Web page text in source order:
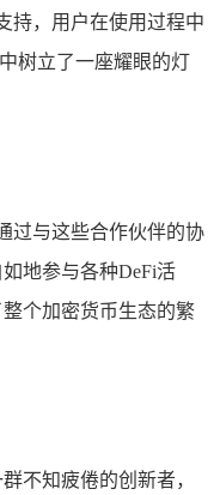
持，用户在使用过程中
树立了一座耀眼的灯
过与这些合作伙伴的协
地参与各种DeFi活
个加密货币生态的繁
不知疲倦的创新者，